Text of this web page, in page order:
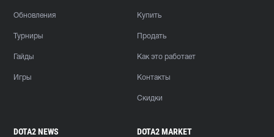
Обновления
Турниры
Гайды
Игры
Купить
Продать
Как это работает
Контакты
Скидки
DOTA2 NEWS DOTA2 MARKET